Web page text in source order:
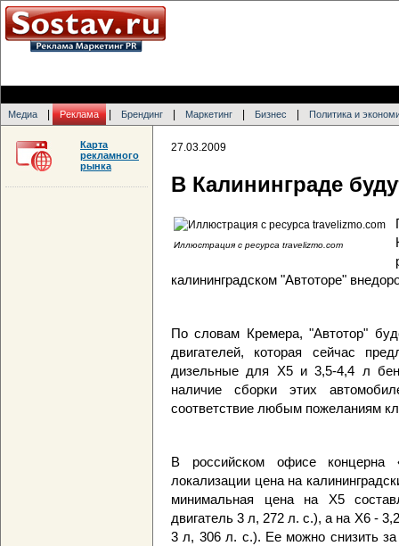
Медиа Реклама Брендинг Маркетинг Бизнес Политика и
27.03.2009
В Калининграде
Иллюстрация с ресурса travelizmo.com
калининградском "Автоторе"
По словам Кремера, "Автотор"
двигателей, которая сейчас
дизельные для X5 и 3,5-4,4 л
наличие сборки этих
соответствие любым пожеланиям
В российском офисе концерна
локализации цена на
минимальная цена на X5
двигатель 3 л, 272 л. с.), а на X6 -
3 л, 306 л. с.). Ее можно снизить
Карта
рекламного
рынка